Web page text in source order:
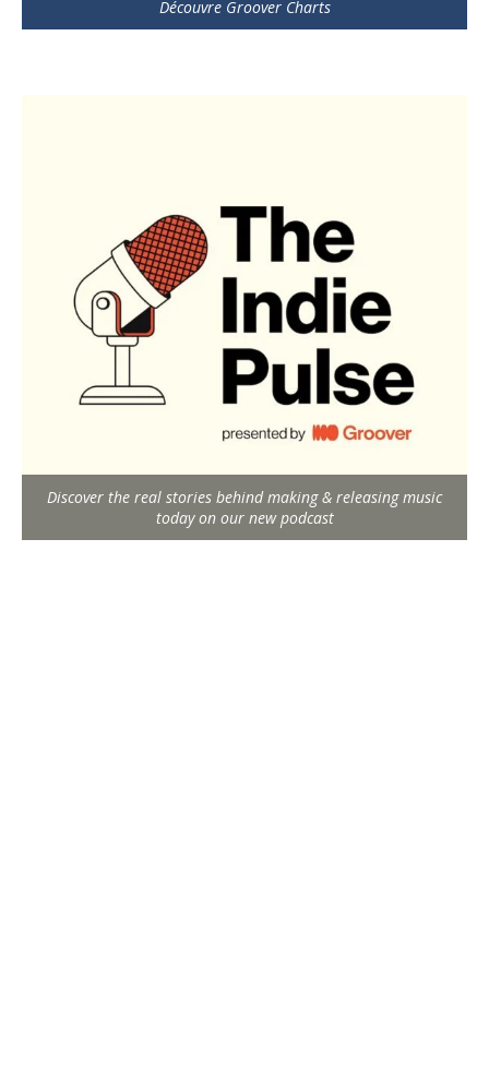
Découvre Groover Charts
Discover the real stories behind making & releasing music
today on our new podcast